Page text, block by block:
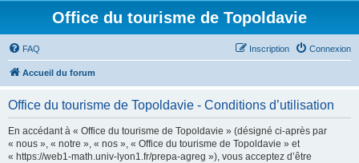
Office du tourisme de Topoldavie
FAQ Connexion
Inscription
Accueil du forum
Office du tourisme de Topoldavie - Conditions d’utilisation
En accédant à « Office du tourisme de Topoldavie » (désigné ci-après par
« nous », « notre », « nos », « Office du tourisme de Topoldavie » et
« https://web1-math.univ-lyon1.fr/prepa-agreg »), vous acceptez d’être